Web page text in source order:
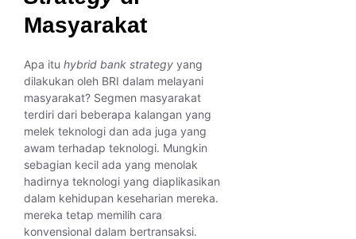
Masyarakat
Apa itu hybrid bank strategy yang
dilakukan oleh BRI dalam melayani
masyarakat? Segmen masyarakat
terdiri dari beberapa kalangan yang
melek teknologi dan ada juga yang
awam terhadap teknologi. Mungkin
sebagian kecil ada yang menolak
hadirnya teknologi yang diaplikasikan
dalam kehidupan keseharian mereka.
mereka tetap memilih cara
konvensional dalam bertransaksi.